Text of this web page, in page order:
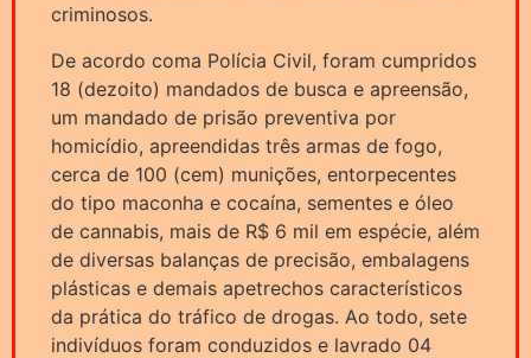
criminosos.
De acordo coma Polícia Civil, foram cumpridos
18 (dezoito) mandados de busca e apreensão,
um mandado de prisão preventiva por
homicídio, apreendidas três armas de fogo,
cerca de 100 (cem) munições, entorpecentes
do tipo maconha e cocaína, sementes e óleo
de cannabis, mais de R$ 6 mil em espécie, além
de diversas balanças de precisão, embalagens
plásticas e demais apetrechos característicos
da prática do tráfico de drogas. Ao todo, sete
indivíduos foram conduzidos e lavrado 04